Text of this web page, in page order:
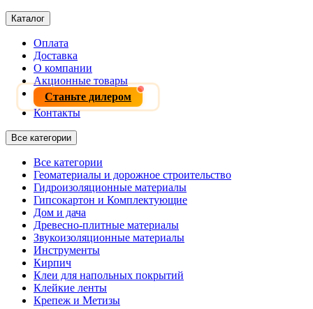
Каталог
Оплата
Доставка
О компании
Акционные товары
Станьте дилером
Контакты
Все категории
Все категории
Геоматериалы и дорожное строительство
Гидроизоляционные материалы
Гипсокартон и Комплектующие
Дом и дача
Древесно-плитные материалы
Звукоизоляционные материалы
Инструменты
Кирпич
Клеи для напольных покрытий
Клейкие ленты
Крепеж и Метизы